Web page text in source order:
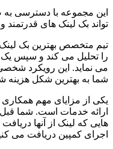
این مجموعه با دسترسی
تواند بک لینک های
تیم متخصص بهترین بک
را تحلیل می کند و سپس
می نماید. این رویکرد
شما به بهترین شکل هزینه
یکی از مزایای مهم همکاری
ارائه خدمات است. شما
هایی که لینک از آنها
اجرای کمپین دریافت می